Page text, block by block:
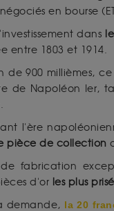
en bourse
dans
entre 1803 et 1914.
de 900 millièmes,
de Napoléon Ier,
l'ère
pièce de collection
fabrication
d'or les plus
demande, la 20